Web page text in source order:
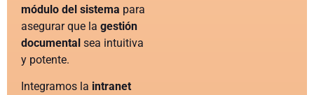
módulo del sistema para
asegurar que la gestión
documental sea intuitiva
y potente.
Integramos la intranet